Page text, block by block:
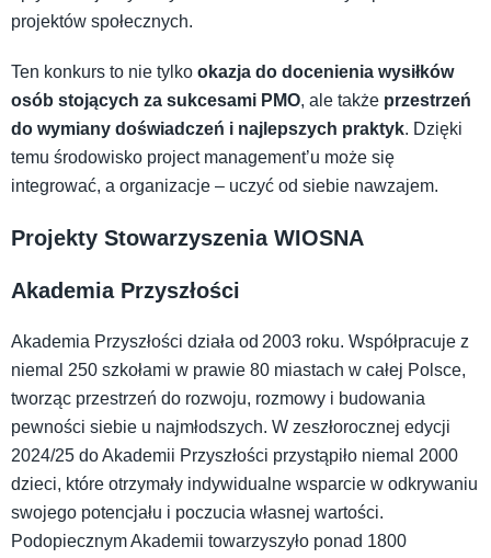
projektów społecznych.
Ten konkurs to nie tylko okazja do docenienia wysiłków
osób stojących za sukcesami PMO, ale także przestrzeń
do wymiany doświadczeń i najlepszych praktyk. Dzięki
temu środowisko project management’u może się
integrować, a organizacje – uczyć od siebie nawzajem.
Projekty Stowarzyszenia WIOSNA
Akademia Przyszłości
Akademia Przyszłości działa od 2003 roku. Współpracuje z
niemal 250 szkołami w prawie 80 miastach w całej Polsce,
tworząc przestrzeń do rozwoju, rozmowy i budowania
pewności siebie u najmłodszych. W zeszłorocznej edycji
2024/25 do Akademii Przyszłości przystąpiło niemal 2000
dzieci, które otrzymały indywidualne wsparcie w odkrywaniu
swojego potencjału i poczucia własnej wartości.
Podopiecznym Akademii towarzyszyło ponad 1800